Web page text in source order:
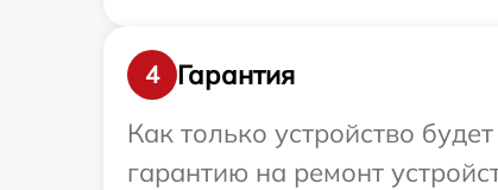
4
Гарантия
Как только устройство
гарантию на ремонт